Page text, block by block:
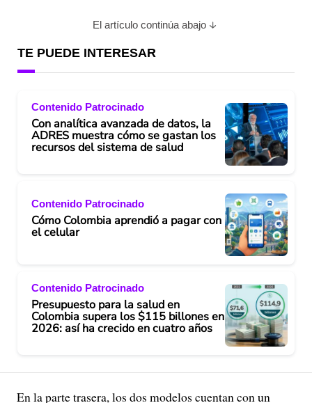
El artículo continúa abajo
TE PUEDE INTERESAR
Contenido Patrocinado
Con analítica avanzada de datos, la
ADRES muestra cómo se gastan los
recursos del sistema de salud
Contenido Patrocinado
Cómo Colombia aprendió a pagar con
el celular
Contenido Patrocinado
Presupuesto para la salud en
Colombia supera los $115 billones en
2026: así ha crecido en cuatro años
En la parte trasera, los dos modelos cuentan con un